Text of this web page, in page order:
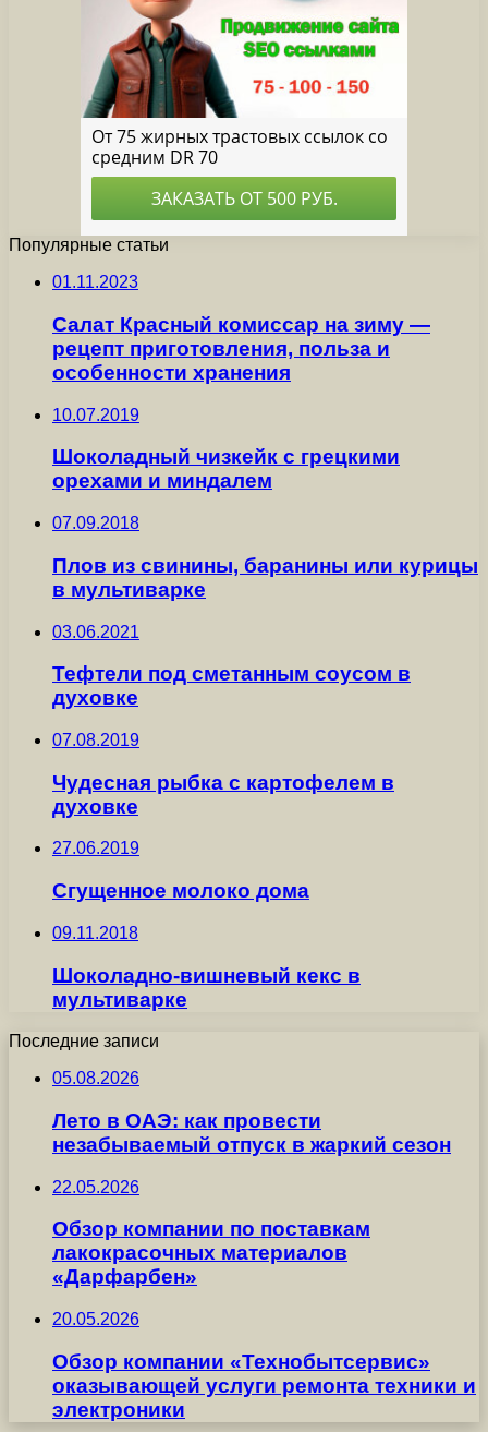
Популярные статьи
01.11.2023
Салат Красный комиссар на зиму —
рецепт приготовления, польза и
особенности хранения
10.07.2019
Шоколадный чизкейк с грецкими
орехами и миндалем
07.09.2018
Плов из свинины, баранины или курицы
в мультиварке
03.06.2021
Тефтели под сметанным соусом в
духовке
07.08.2019
Чудесная рыбка с картофелем в
духовке
27.06.2019
Сгущенное молоко дома
09.11.2018
Шоколадно-вишневый кекс в
мультиварке
Последние записи
05.08.2026
Лето в ОАЭ: как провести
незабываемый отпуск в жаркий сезон
22.05.2026
Обзор компании по поставкам
лакокрасочных материалов
«Дарфарбен»
20.05.2026
Обзор компании «Технобытсервис»
оказывающей услуги ремонта техники и
электроники